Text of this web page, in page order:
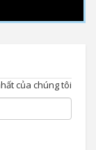
của chúng tôi